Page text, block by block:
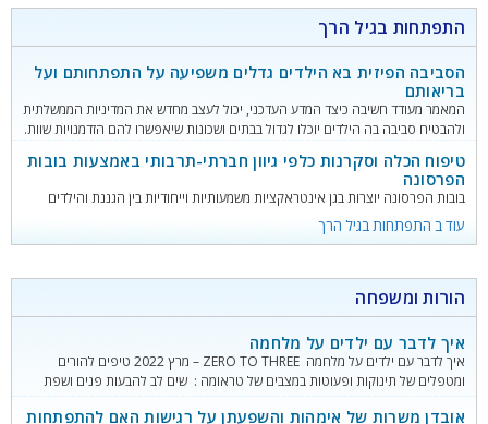
הורות ומשפחה
איך לדבר עם ילדים על מלחמה
איך לדבר עם ילדים על מלחמה ZERO TO THREE – מרץ 2022 טיפים להורים
ומטפלים של תינוקות ופעוטות במצבים של טראומה : שים לב להבעות פנים ושפת
הגוף שלך, שכן הילדים קוראים את שפת הגוף ויודעים להחליט האם הם בטוחים או
לא. קח נשימה עמוקה ותרגיע את הכתפיים והבעת הפנים. שים לב לטון הדיבור שלך-
אובדן משרות של אימהות והשפעתן על רגישות האם להתפתחות
התפתחות בגיל הרך
הסביבה הפיזית בא הילדים גדלים משפיעה על התפתחותם ועל
בריאותם
המאמר מעודד חשיבה כיצד המדע העדכני, יכול לעצב מחדש את המדיניות הממשלתית
ולהבטיח סביבה בה הילדים יוכלו לגדול בבתים ושכונות שיאפשרו להם הזדמנויות שוות.
טיפוח הכלה וסקרנות כלפי גיוון חברתי-תרבותי באמצעות בובות
הפרסונה
בובות הפרסונה יוצרות בגן אינטראקציות משמעותיות וייחודיות בין הגננת והילדים
לבובה, ובעקבות זאת, בין הגננת לילדים ובינם לבין עצמם. כשהילדות והילדים חווים את
הגננת מתנהלת "ברצינות" עם הבובה, הם מאמצים את היחס המכבד והמכיל
תהליך שבמהלכו הם מגלים בעצמם טוב לב, נדיבות, רגישות להפליה ואי-צדק, חשיבה
ביקורתית, יצירתית ואקטיביסטית.
עוד ב התפתחות בגיל הרך